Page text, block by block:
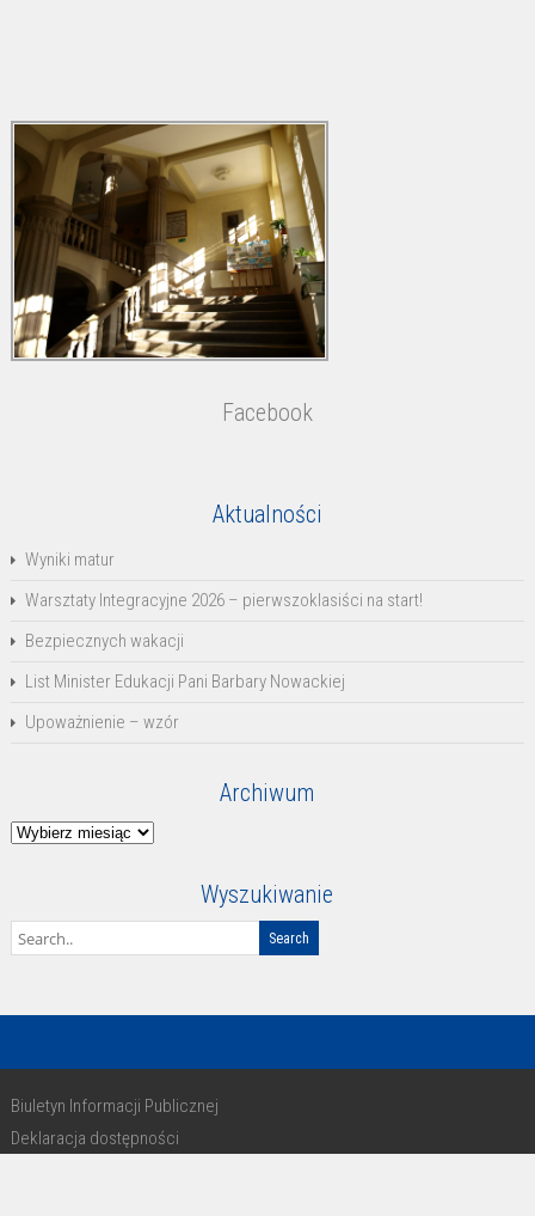
Facebook
Aktualności
Wyniki matur
Warsztaty Integracyjne 2026 – pierwszoklasiści na start!
Bezpiecznych wakacji
List Minister Edukacji Pani Barbary Nowackiej
Upoważnienie – wzór
Archiwum
Archiwum
Wyszukiwanie
Biuletyn Informacji Publicznej
Deklaracja dostępności